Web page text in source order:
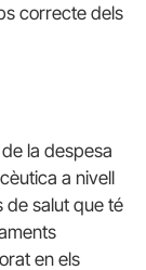
correcte dels
la despesa
a nivell
de salut que té
en els